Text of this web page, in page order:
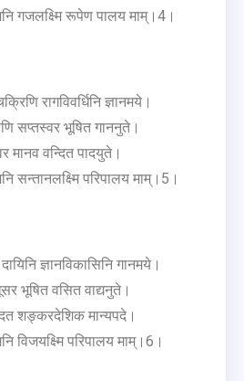
गजलक्ष्मि रूपेण पालय माम्।4।
रागविवर्धिनि ज्ञानमये।
सप्तस्वर भूषित गाननुते।
वन्दित पादयुते।
सन्तानलक्ष्मि परिपालय माम्।5।
ज्ञानविकासिनि गानमये।
भूषित वसित वाद्यनुते।
शङ्करदेशिक मान्यपदे।
विजयक्ष्मि परिपालय माम्।6।